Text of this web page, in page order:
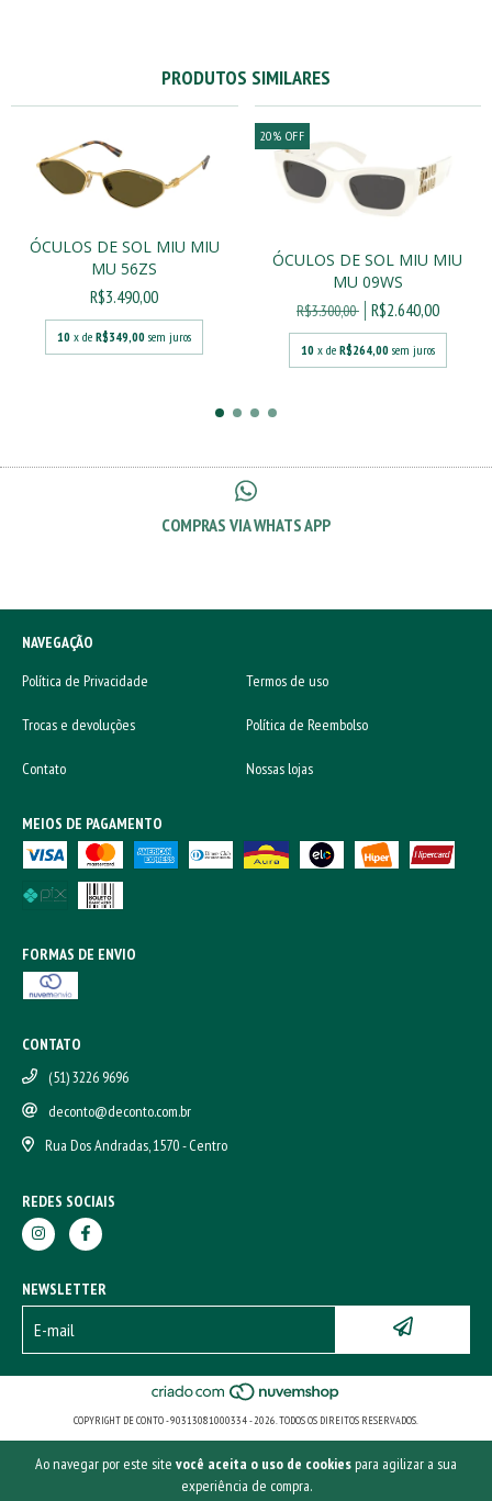
Ao navegar por este site você aceita o uso de cookiespara agilizar a sua
experiência de compra.
PRODUTOS SIMILARES
ÓCULOS DE SOL MIU MIU
MU 56ZS
R$3.490,00
10 x deR$349,00 sem juros
20% OFF
ÓCULOS DE SOL MIU MIU
MU 09WS
R$3.300,00 R$2.640,00
10 x de R$264,00 sem juros
COMPRAS VIA WHATS APP
NAVEGAÇÃO
Política de Privacidade
Termos de uso
Trocas e devoluções Política de Reembolso
Contato Nossas lojas
MEIOS DE PAGAMENTO
FORMAS DE ENVIO
CONTATO
(51) 3226 9696
deconto@deconto.com.br
Rua Dos Andradas, 1570 - Centro
REDES SOCIAIS
NEWSLETTER
COPYRIGHT DE CONTO - 90313081000334 - 2026. TODOS OS DIREITOS RESERVADOS.